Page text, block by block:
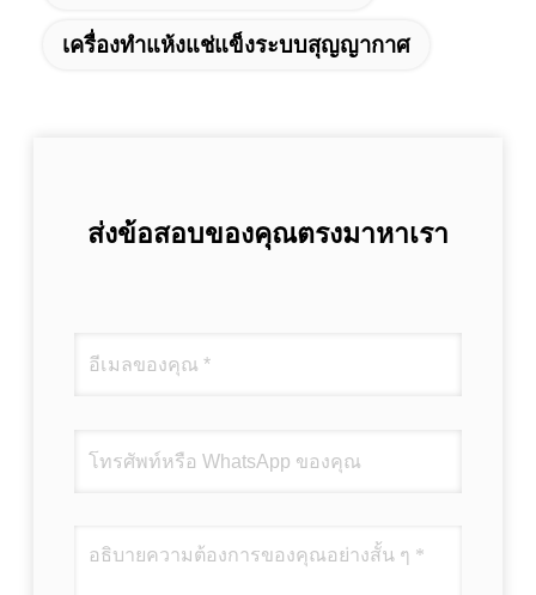
เครื่องทำแห้งแช่แข็งระบบสุญญากาศ
ส่งข้อสอบของคุณตรงมาหาเรา